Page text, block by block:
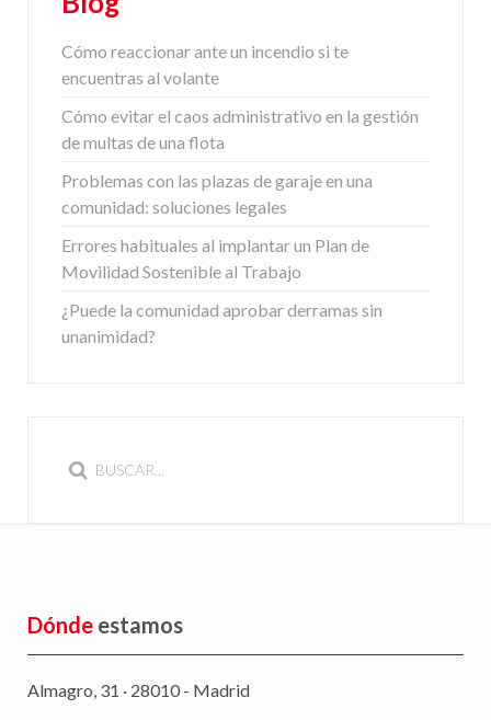
Cómo reaccionar ante un incendio si te
encuentras al volante
Cómo evitar el caos administrativo en la gestión
de multas de una flota
Problemas con las plazas de garaje en una
comunidad: soluciones legales
Errores habituales al implantar un Plan de
Movilidad Sostenible al Trabajo
¿Puede la comunidad aprobar derramas sin
unanimidad?
Dónde estamos
Almagro, 31 · 28010 - Madrid